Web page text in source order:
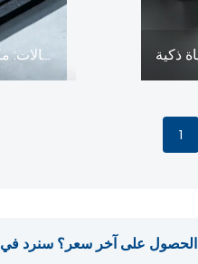
مصبوبات الألمنيوم لمعدات الاتصالات: مكونات ثابتة وعالية الدقة لأجهزة الاتصالات
1
الحصول على آخر سعر؟ سنرد في